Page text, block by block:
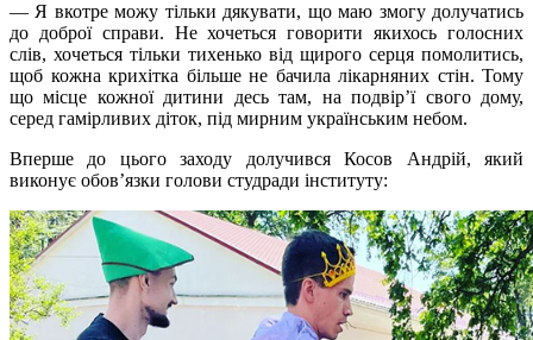
— Я вкотре можу тільки дякувати, що маю змогу долучатись
до доброї справи. Не хочеться говорити якихось голосних
слів, хочеться тільки тихенько від щирого серця помолитись,
щоб кожна крихітка більше не бачила лікарняних стін. Тому
що місце кожної дитини десь там, на подвір’ї свого дому,
серед гамірливих діток, під мирним українським небом.
Вперше до цього заходу долучився Косов Андрій, який
виконує обов’язки голови студради інституту: